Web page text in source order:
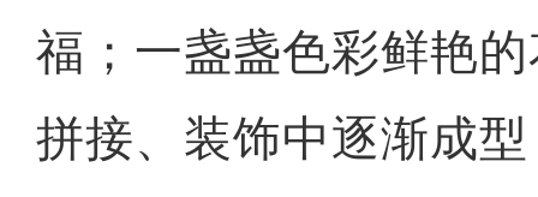
福；一盏盏色彩鲜艳
拼接、装饰中逐渐成